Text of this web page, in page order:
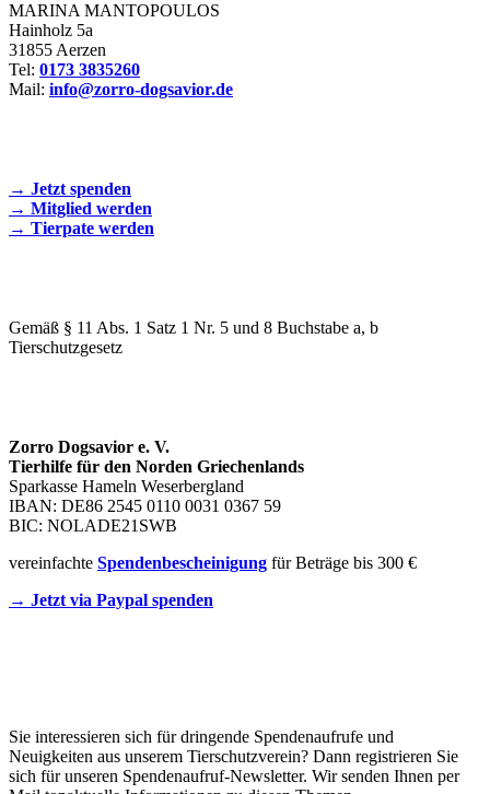
MARINA MANTOPOULOS
Hainholz 5a
31855 Aerzen
Tel: 0173 3835260
Mail: info@zorro-dogsavior.de
→ Jetzt spenden
→ Mitglied werden
→ Tierpate werden
Gemäß § 11 Abs. 1 Satz 1 Nr. 5 und 8 Buchstabe a, b
Tierschutzgesetz
Zorro Dogsavior e. V.
Tierhilfe für den Norden Griechenlands
Sparkasse Hameln Weserbergland
IBAN: DE86 2545 0110 0031 0367 59
BIC: NOLADE21SWB
vereinfachte Spendenbescheinigung für Beträge bis 300 €
→ Jetzt via Paypal spenden
Sie interessieren sich für dringende Spendenaufrufe und
Neuigkeiten aus unserem Tierschutzverein? Dann registrieren Sie
sich für unseren Spendenaufruf-Newsletter. Wir senden Ihnen per